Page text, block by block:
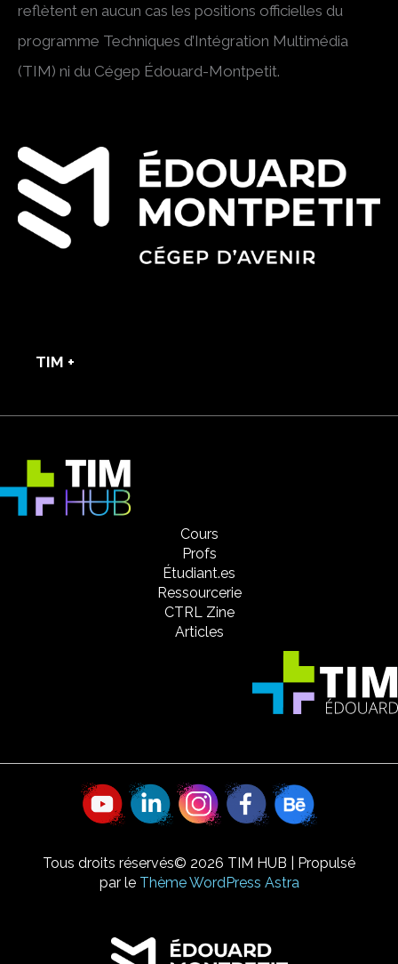
reflètent en aucun cas les positions officielles du
programme Techniques d’Intégration Multimédia
(TIM) ni du Cégep Édouard-Montpetit.
TIM +
Cours
Profs
Étudiant.es
Ressourcerie
CTRL Zine
Articles
Tous droits réservés© 2026 TIM HUB | Propulsé
par le Thème WordPress Astra